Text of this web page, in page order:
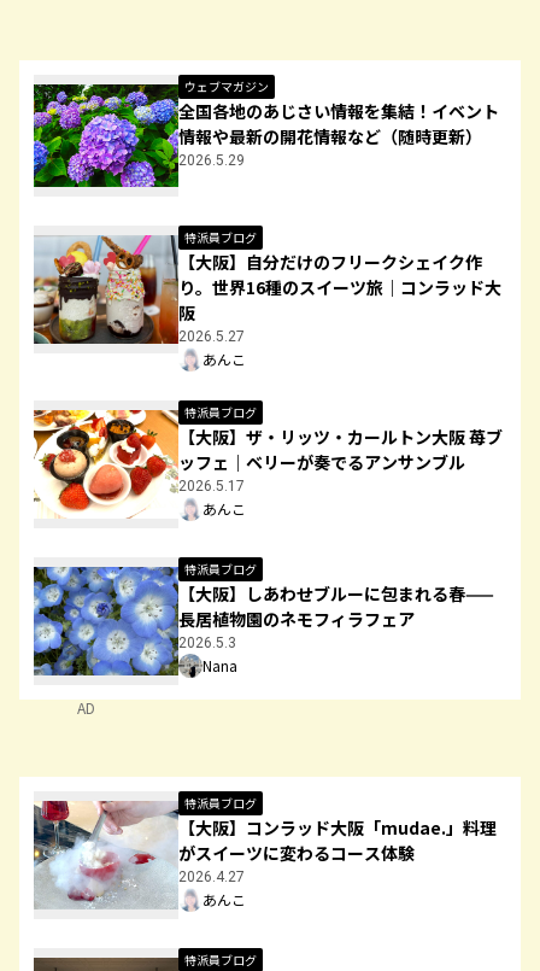
ウェブマガジン
全国各地のあじさい情報を集結！イベント
情報や最新の開花情報など（随時更新）
2026.5.29
特派員ブログ
【大阪】自分だけのフリークシェイク作
り。世界16種のスイーツ旅｜コンラッド大
阪
2026.5.27
あんこ
特派員ブログ
【大阪】ザ・リッツ・カールトン大阪 苺ブ
ッフェ｜ベリーが奏でるアンサンブル
2026.5.17
あんこ
特派員ブログ
【大阪】しあわせブルーに包まれる春——
長居植物園のネモフィラフェア
2026.5.3
Nana
AD
特派員ブログ
【大阪】コンラッド大阪「mudae.」料理
がスイーツに変わるコース体験
2026.4.27
あんこ
特派員ブログ